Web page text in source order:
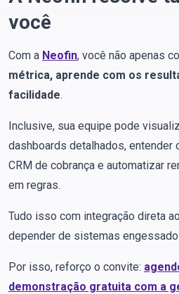
você
Com a Neofin, você não apenas
métrica, aprende com os
facilidade.
Inclusive, sua equipe pode
dashboards detalhados, entender
CRM de cobrança e automatizar
em regras.
Tudo isso com integração direta
depender de sistemas
Por isso, reforço o convite:
demonstração gratuita com a